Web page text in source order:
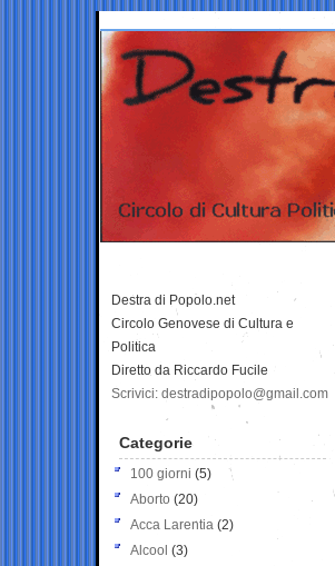
Destra di Popolo.net
Circolo Genovese di Cultura e
Politica
Diretto da Riccardo Fucile
Scrivici: destradipopolo@gmail.com
Categorie
100 giorni (5)
Aborto (20)
Acca Larentia (2)
Alcool (3)